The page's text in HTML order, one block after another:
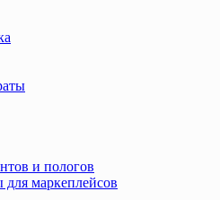
и пологов
маркеплейсов